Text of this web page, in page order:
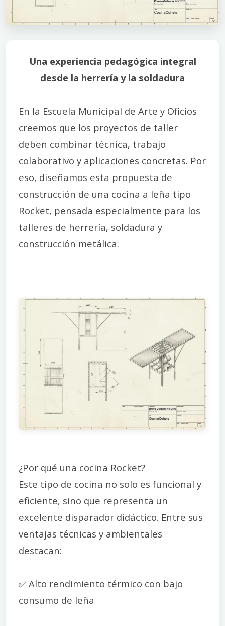
Una experiencia pedagógica integral
desde la herrería y la soldadura
En la Escuela Municipal de Arte y Oficios
creemos que los proyectos de taller
deben combinar técnica, trabajo
colaborativo y aplicaciones concretas. Por
eso, diseñamos esta propuesta de
construcción de una cocina a leña tipo
Rocket, pensada especialmente para los
talleres de herrería, soldadura y
construcción metálica.
¿Por qué una cocina Rocket?
Este tipo de cocina no solo es funcional y
eficiente, sino que representa un
excelente disparador didáctico. Entre sus
ventajas técnicas y ambientales
destacan:
✅ Alto rendimiento térmico con bajo
consumo de leña